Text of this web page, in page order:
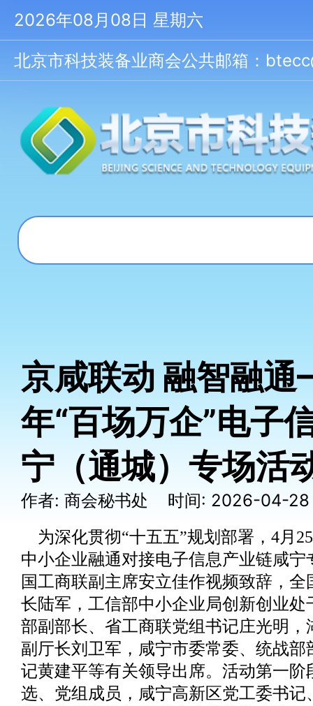
2026年08月08日 星期六
北京市科技装备业商会公共邮箱：
京咸联动 融智融
年“百场万企”电子
宁（通城）专场活
作者: 商会秘书处 时间: 2026-04-
为深化贯彻“十五五”规划部署，4月
中小企业融通对接电子信息产业链咸
国工商联副主席安立佳作视频致辞，
长陆军，工信部中小企业局创新创业
部副部长、省工商联党组书记庄光明
副厅长刘卫军，咸宁市委常委、统战
记黄建平等有关领导出席。活动第一
选、党组成员，咸宁高新区党工委书